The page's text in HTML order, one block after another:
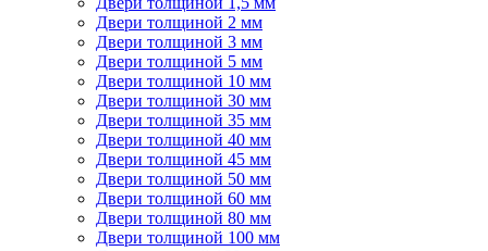
Двери толщиной 2 мм
Двери толщиной 3 мм
Двери толщиной 5 мм
Двери толщиной 10 мм
Двери толщиной 30 мм
Двери толщиной 35 мм
Двери толщиной 40 мм
Двери толщиной 45 мм
Двери толщиной 50 мм
Двери толщиной 60 мм
Двери толщиной 80 мм
Двери толщиной 100 мм